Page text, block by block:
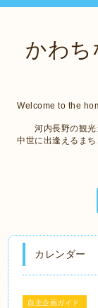
かわち
Welcome to the
河内長野の観光
中世に出逢えるま
カレンダー
自主企画ガイド